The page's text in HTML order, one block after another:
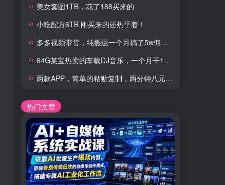
美女套图1TB，花了188买来的
小吃配方6TB 刚买来的还热乎着！
多多视频带货，纯搬运一个月搞了5w佣金，小白也能操作
64G某宝热卖的车载DJ音乐，一个月干100W+利润
两款APP，简单的粘贴复制，两分钟八元钱，无限做，执行就有收入
热门文章